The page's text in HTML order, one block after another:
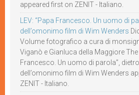
appeared first on ZENIT - Italiano.
LEV: “Papa Francesco. Un uomo di
dell’omonimo film di Wim Wenders
Volume fotografico a cura di
Viganò e Gianluca della Maggiore The
Francesco. Un uomo di parola”,
dell’omonimo film di Wim Wenders
ZENIT - Italiano.